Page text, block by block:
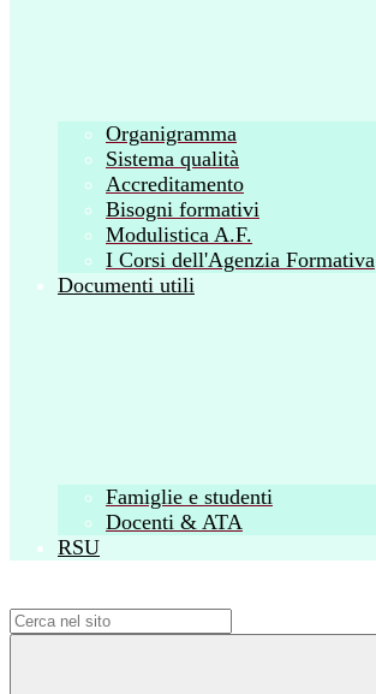
Organigramma
Sistema qualità
Accreditamento
Bisogni formativi
Modulistica A.F.
I Corsi dell'Agenzia Formativa
Documenti utili
Famiglie e studenti
Docenti & ATA
RSU